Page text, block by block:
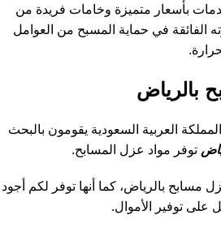
بأسعار متميزة وخامات فريدة من
الفائقة في حماية المسبح من العوامل
بالرياض
العربية السعودية يقومون بالبحث
توفر مواد عزل المسابح.
بالرياض، كما أنها توفر لكم أجود
على توفير الأموال.